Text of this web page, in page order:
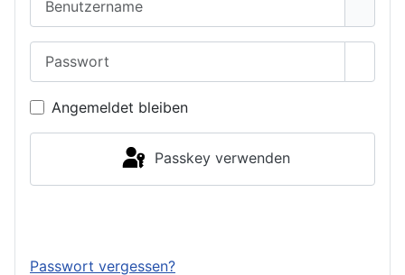
Angemeldet bleiben
Passkey verwenden
Passwort vergessen?